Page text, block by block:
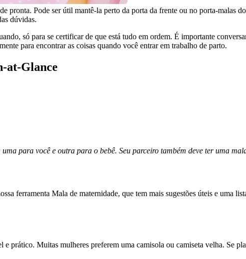
Pode ser útil mantê-la perto da porta da frente ou no porta-malas
dúvidas.
só para se certificar de que está tudo em ordem. É importante
para encontrar as coisas quando você entrar em trabalho de parto.
at-Glance
para você e outra para o bebê. Seu parceiro também deve ter uma
ferramenta Mala de maternidade, que tem mais sugestões úteis e uma
prático. Muitas mulheres preferem uma camisola ou camiseta velha. Se